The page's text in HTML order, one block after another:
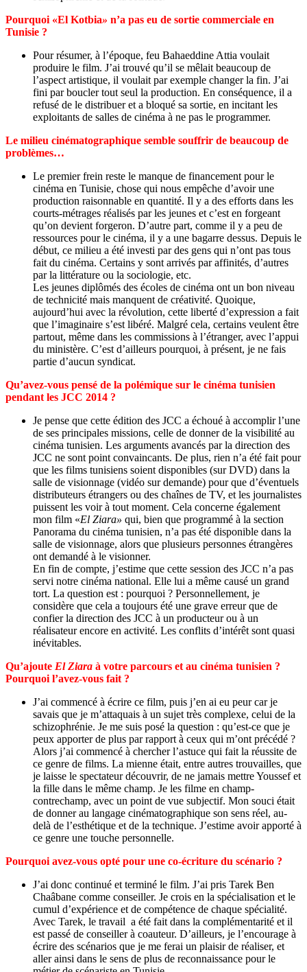
Pourquoi «El Kotbia» n’a pas eu de sortie commerciale en
Tunisie ?
Pour résumer, à l’époque, feu Bahaeddine Attia voulait
produire le film. J’ai trouvé qu’il se mêlait beaucoup de
l’aspect artistique, il voulait par exemple changer la fin. J’ai
fini par boucler tout seul la production. En conséquence, il a
refusé de le distribuer et a bloqué sa sortie, en incitant les
exploitants de salles de cinéma à ne pas le programmer.
Le milieu cinématographique semble souffrir de beaucoup de
problèmes…
Le premier frein reste le manque de financement pour le
cinéma en Tunisie, chose qui nous empêche d’avoir une
production raisonnable en quantité. Il y a des efforts dans les
courts-métrages réalisés par les jeunes et c’est en forgeant
qu’on devient forgeron. D’autre part, comme il y a peu de
ressources pour le cinéma, il y a une bagarre dessus. Depuis le
début, ce milieu a été investi par des gens qui n’ont pas tous
fait du cinéma. Certains y sont arrivés par affinités, d’autres
par la littérature ou la sociologie, etc.
Les jeunes diplômés des écoles de cinéma ont un bon niveau
de technicité mais manquent de créativité. Quoique,
aujourd’hui avec la révolution, cette liberté d’expression a fait
que l’imaginaire s’est libéré. Malgré cela, certains veulent être
partout, même dans les commissions à l’étranger, avec l’appui
du ministère. C’est d’ailleurs pourquoi, à présent, je ne fais
partie d’aucun syndicat.
Qu’avez-vous pensé de la polémique sur le cinéma tunisien
pendant les JCC 2014 ?
Je pense que cette édition des JCC a échoué à accomplir l’une
de ses principales missions, celle de donner de la visibilité au
cinéma tunisien. Les arguments avancés par la direction des
JCC ne sont point convaincants. De plus, rien n’a été fait pour
que les films tunisiens soient disponibles (sur DVD) dans la
salle de visionnage (vidéo sur demande) pour que d’éventuels
distributeurs étrangers ou des chaînes de TV, et les journalistes
puissent les voir à tout moment. Cela concerne également
mon film «El Ziara» qui, bien que programmé à la section
Panorama du cinéma tunisien, n’a pas été disponible dans la
salle de visionnage, alors que plusieurs personnes étrangères
ont demandé à le visionner.
En fin de compte, j’estime que cette session des JCC n’a pas
servi notre cinéma national. Elle lui a même causé un grand
tort. La question est : pourquoi ? Personnellement, je
considère que cela a toujours été une grave erreur que de
confier la direction des JCC à un producteur ou à un
réalisateur encore en activité. Les conflits d’intérêt sont quasi
inévitables.
Qu’ajoute El Ziara à votre parcours et au cinéma tunisien ?
Pourquoi l’avez-vous fait ?
J’ai commencé à écrire ce film, puis j’en ai eu peur car je
savais que je m’attaquais à un sujet très complexe, celui de la
schizophrénie. Je me suis posé la question : qu’est-ce que je
peux apporter de plus par rapport à ceux qui m’ont précédé ?
Alors j’ai commencé à chercher l’astuce qui fait la réussite de
ce genre de films. La mienne était, entre autres trouvailles, que
je laisse le spectateur découvrir, de ne jamais mettre Youssef et
la fille dans le même champ. Je les filme en champ-
contrechamp, avec un point de vue subjectif. Mon souci était
de donner au langage cinématographique son sens réel, au-
delà de l’esthétique et de la technique. J’estime avoir apporté à
ce genre une touche personnelle.
Pourquoi avez-vous opté pour une co-écriture du scénario ?
J’ai donc continué et terminé le film. J’ai pris Tarek Ben
Chaâbane comme conseiller. Je crois en la spécialisation et le
cumul d’expérience et de compétence de chaque spécialité.
Avec Tarek, le travail a été fait dans la complémentarité et il
est passé de conseiller à coauteur. D’ailleurs, je l’encourage à
écrire des scénarios que je me ferai un plaisir de réaliser, et
aller ainsi dans le sens de plus de reconnaissance pour le